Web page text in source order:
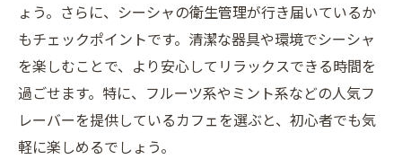
シーシャを楽しむ松濤でのリフレッシュ日
松濤でのシーシャ週末の過ごし方
フレーバーの多様性が魅力松濤のシーシャスポ
ット
ょう。さらに、シーシャの衛生管理が行き届いているか
もチェックポイントです。清潔な器具や環境でシーシャ
を楽しむことで、より安心してリラックスできる時間を
過ごせます。特に、フルーツ系やミント系などの人気フ
レーバーを提供しているカフェを選ぶと、初心者でも気
軽に楽しめるでしょう。